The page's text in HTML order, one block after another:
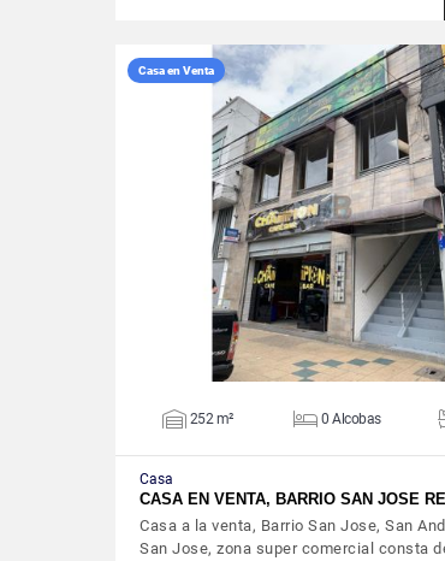
Casa en Venta
VER DETALLES
252 m² 0 Alcobas
Casa
CASA EN VENTA, BARRIO SAN JOSE
Casa a la venta, Barrio San Jose, San
San Jose, zona super comercial consta